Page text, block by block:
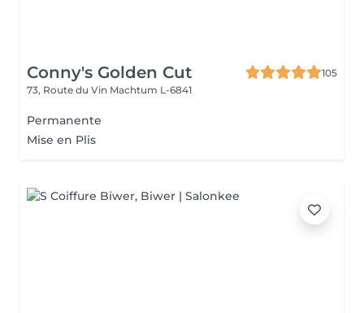
Conny's Golden Cut
105
73, Route du Vin Machtum L-6841
Permanente
Mise en Plis